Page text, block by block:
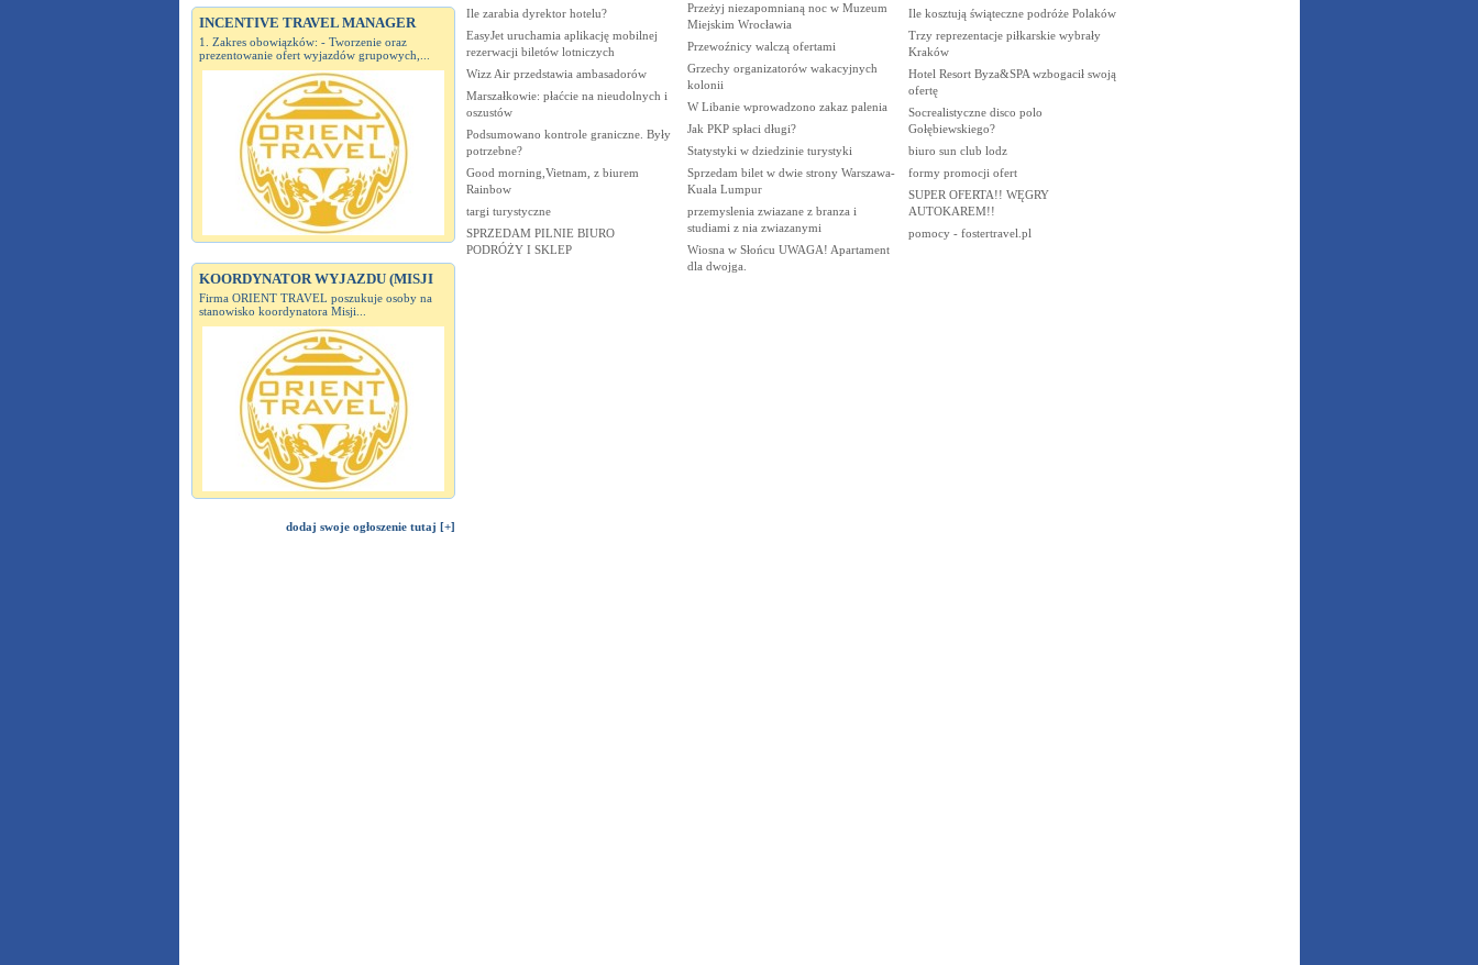
INCENTIVE TRAVEL MANAGER
1. Zakres obowiązków: - Tworzenie oraz
prezentowanie ofert wyjazdów grupowych,...
KOORDYNATOR WYJAZDU (MISJI
Firma ORIENT TRAVEL poszukuje osoby na
stanowisko koordynatora Misji...
dodaj swoje ogłoszenie tutaj [+]
Ile zarabia dyrektor hotelu?
EasyJet uruchamia aplikację mobilnej
rezerwacji biletów lotniczych
Wizz Air przedstawia ambasadorów
Marszałkowie: płaćcie na nieudolnych i
oszustów
Podsumowano kontrole graniczne. Były
potrzebne?
Good morning,Vietnam, z biurem
Rainbow
targi turystyczne
SPRZEDAM PILNIE BIURO
PODRÓŻY I SKLEP
Przeżyj niezapomnianą noc w Muzeum
Miejskim Wrocławia
Przewoźnicy walczą ofertami
Grzechy organizatorów wakacyjnych
kolonii
W Libanie wprowadzono zakaz palenia
Jak PKP spłaci długi?
Statystyki w dziedzinie turystyki
Sprzedam bilet w dwie strony Warszawa-
Kuala Lumpur
przemyslenia zwiazane z branza i
studiami z nia zwiazanymi
Wiosna w Słońcu UWAGA! Apartament
dla dwojga.
Ile kosztują świąteczne podróże Polaków
Trzy reprezentacje piłkarskie wybrały
Kraków
Hotel Resort Byza&SPA wzbogacił swoją
ofertę
Socrealistyczne disco polo
Gołębiewskiego?
biuro sun club lodz
formy promocji ofert
SUPER OFERTA!! WĘGRY
AUTOKAREM!!
pomocy - fostertravel.pl